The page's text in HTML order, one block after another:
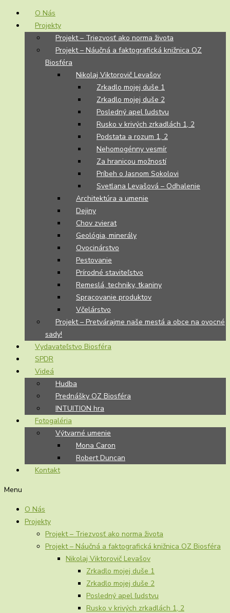
O Nás
Projekty
Projekt – Triezvosť ako norma života
Projekt – Náučná a faktografická knižnica OZ
Biosféra
Nikolaj Viktorovič Levašov
Zrkadlo mojej duše 1
Zrkadlo mojej duše 2
Posledný apel ľudstvu
Rusko v krivých zrkadlách 1, 2
Podstata a rozum 1, 2
Nehomogénny vesmír
Za hranicou možností
Príbeh o Jasnom Sokolovi
Svetlana Levašová – Odhalenie
Architektúra a umenie
Dejiny
Chov zvierat
Geológia, minerály
Ovocinárstvo
Pestovanie
Prírodné staviteľstvo
Remeslá, techniky, tkaniny
Spracovanie produktov
Včelárstvo
Projekt – Pretvárajme naše mestá a obce na ovocné
sady!
Vydavateľstvo Biosféra
SPDR
Videá
Hudba
Prednášky OZ Biosféra
INTUITION hra
Fotogaléria
Výtvarné umenie
Mona Caron
Robert Duncan
Kontakt
Menu
O Nás
Projekty
Projekt – Triezvosť ako norma života
Projekt – Náučná a faktografická knižnica OZ Biosféra
Nikolaj Viktorovič Levašov
Zrkadlo mojej duše 1
Zrkadlo mojej duše 2
Posledný apel ľudstvu
Rusko v krivých zrkadlách 1, 2